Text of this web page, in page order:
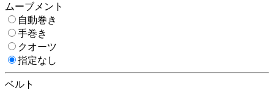
ムーブメント
自動巻き
手巻き
クオーツ
指定なし
ベルト